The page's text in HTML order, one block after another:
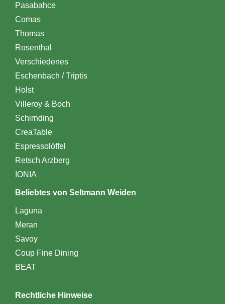
Pasabahce
Comas
Thomas
Rosenthal
Verschiedenes
Eschenbach / Triptis
Holst
Villeroy & Boch
Schirnding
CreaTable
Espressolöffel
Retsch Arzberg
IONIA
Beliebtes von Seltmann Weiden
Laguna
Meran
Savoy
Coup Fine Dining
BEAT
Rechtliche Hinweise